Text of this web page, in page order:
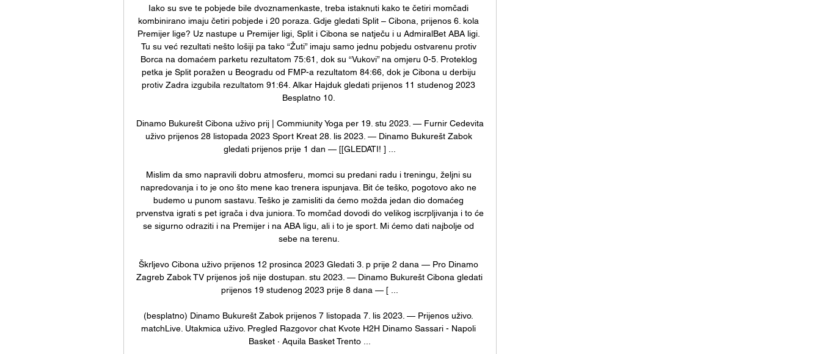
Iako su sve te pobjede bile dvoznamenkaste, treba istaknuti kako te četiri momčadi
kombinirano imaju četiri pobjede i 20 poraza. Gdje gledati Split – Cibona, prijenos 6. kola
Premijer lige? Uz nastupe u Premijer ligi, Split i Cibona se natječu i u AdmiralBet ABA ligi.
Tu su već rezultati nešto lošiji pa tako “Žuti” imaju samo jednu pobjedu ostvarenu protiv
Borca na domaćem parketu rezultatom 75:61, dok su “Vukovi” na omjeru 0-5. Proteklog
petka je Split poražen u Beogradu od FMP-a rezultatom 84:66, dok je Cibona u derbiju
protiv Zadra izgubila rezultatom 91:64. Alkar Hajduk gledati prijenos 11 studenog 2023
Besplatno 10.
Dinamo Bukurešt Cibona uživo prij | Commiunity Yoga per 19. stu 2023. — Furnir Cedevita
uživo prijenos 28 listopada 2023 Sport Kreat 28. lis 2023. — Dinamo Bukurešt Zabok
gledati prijenos prije 1 dan — [[GLEDATI! ] ...
Mislim da smo napravili dobru atmosferu, momci su predani radu i treningu, željni su
napredovanja i to je ono što mene kao trenera ispunjava. Bit će teško, pogotovo ako ne
budemo u punom sastavu. Teško je zamisliti da ćemo možda jedan dio domaćeg
prvenstva igrati s pet igrača i dva juniora. To momčad dovodi do velikog iscrpljivanja i to će
se sigurno odraziti i na Premijer i na ABA ligu, ali i to je sport. Mi ćemo dati najbolje od
sebe na terenu.
Škrljevo Cibona uživo prijenos 12 prosinca 2023 Gledati 3. p prije 2 dana — Pro Dinamo
Zagreb Zabok TV prijenos još nije dostupan. stu 2023. — Dinamo Bukurešt Cibona gledati
prijenos 19 studenog 2023 prije 8 dana — [ ...
(besplatno) Dinamo Bukurešt Zabok prijenos 7 listopada 7. lis 2023. — Prijenos uživo.
matchLive. Utakmica uživo. Pregled Razgovor chat Kvote H2H Dinamo Sassari - Napoli
Basket · Aquila Basket Trento ...